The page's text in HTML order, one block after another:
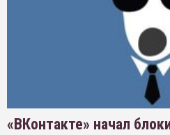
«ВКонтакте» начал